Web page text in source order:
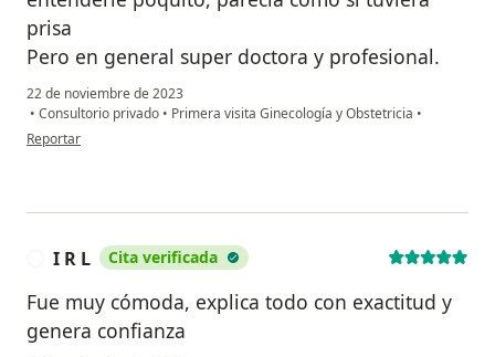
prisa
Pero en general super doctora y profesional.
22 de noviembre de 2023
• Consultorio privado • Primera visita Ginecología y Obstetricia •
en opinión del usuario DD
Reportar
I R L Cita verificada
Fue muy cómoda, explica todo con exactitud y
genera confianza